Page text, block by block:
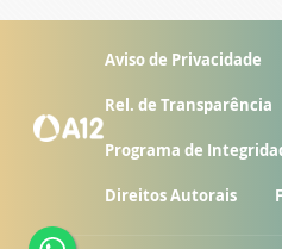
Aviso de Privacidade
Rel. de Transparência
Programa de
Direitos Autorais